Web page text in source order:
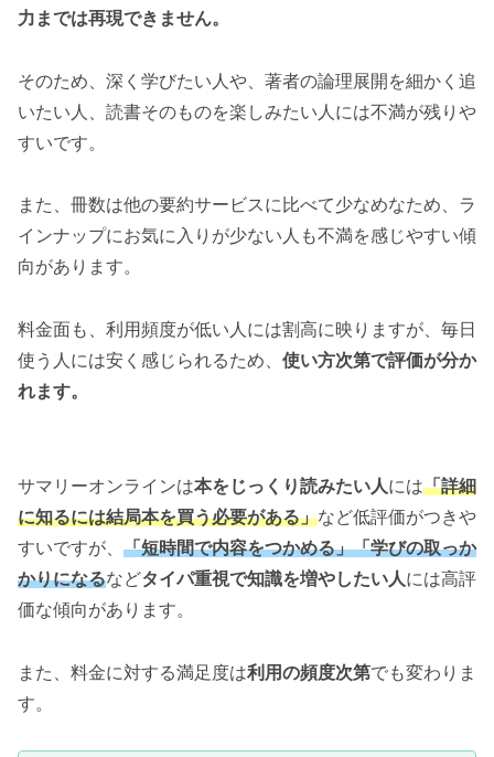
力までは再現できません。
そのため、深く学びたい人や、著者の論理展開を細かく追
いたい人、読書そのものを楽しみたい人には不満が残りや
すいです。
また、冊数は他の要約サービスに比べて少なめなため、ラ
インナップにお気に入りが少ない人も不満を感じやすい傾
向があります。
料金面も、利用頻度が低い人には割高に映りますが、毎日
使う人には安く感じられるため、 使い方次第で評価が分か
れます。
サマリーオンラインは本をじっくり読みたい人には「詳細
に知るには結局本を買う必要がある」など低評価がつきや
すいですが、 「短時間で内容をつかめる」「学びの取っか
かりになるなどタイパ重視で知識を増やしたい人には高評
価な傾向があります。
また、料金に対する満足度は利用の頻度次第でも変わりま
す。